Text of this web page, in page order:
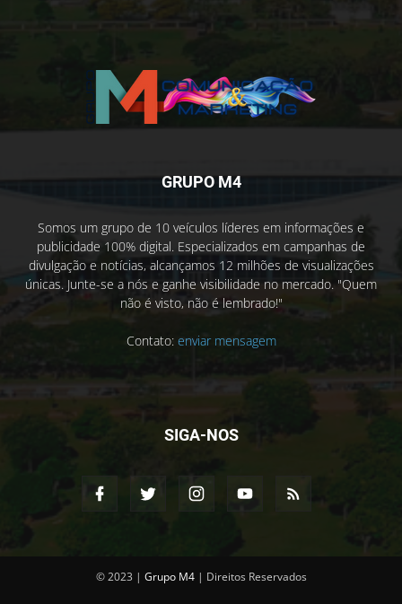
GRUPO M4
Somos um grupo de 10 veículos líderes em informações e
publicidade 100% digital. Especializados em campanhas de
divulgação e notícias, alcançamos 12 milhões de visualizações
únicas. Junte-se a nós e ganhe visibilidade no mercado. "Quem
não é visto, não é lembrado!"
Contato: enviar mensagem
SIGA-NOS
© 2023 | Grupo M4| Direitos Reservados